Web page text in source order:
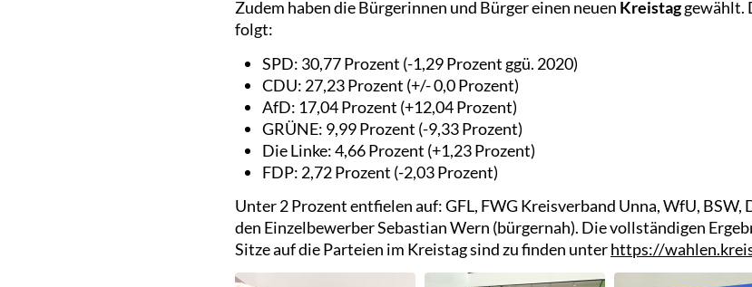
Zudem haben die Bürgerinnen und Bürger einen neuen Kreistaggewählt.
folgt:
SPD: 30,77 Prozent (-1,29 Prozent ggü. 2020)
CDU: 27,23 Prozent (+/- 0,0 Prozent)
AfD: 17,04 Prozent (+12,04 Prozent)
GRÜNE: 9,99 Prozent (-9,33 Prozent)
Die Linke: 4,66 Prozent (+1,23 Prozent)
FDP: 2,72 Prozent (-2,03 Prozent)
Unter 2 Prozent entfielen auf: GFL, FWG Kreisverband Unna, WfU, BSW,
den Einzelbewerber Sebastian Wern (bürgernah). Die vollständigen
Sitze auf die Parteien im Kreistag sind zu finden unterhttps://